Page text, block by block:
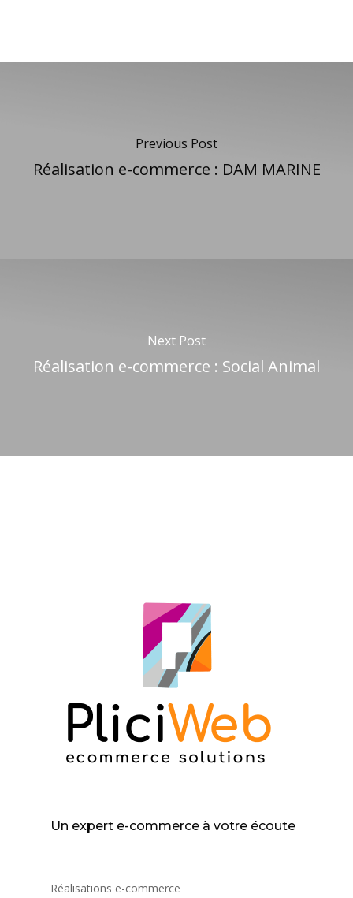
Previous Post
Réalisation e-commerce : DAM MARINE
Next Post
Réalisation e-commerce : Social Animal
Un expert e-commerce à votre écoute
Réalisations e-commerce